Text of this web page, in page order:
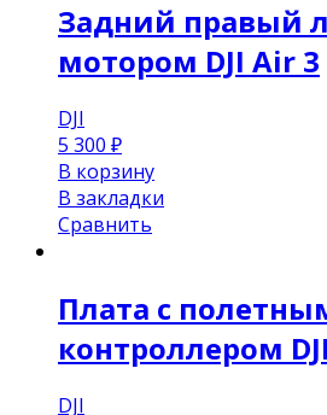
Задний правый
мотором DJI Air 3
DJI
5 300 ₽
В корзину
В закладки
Сравнить
Плата с
контроллером
DJI